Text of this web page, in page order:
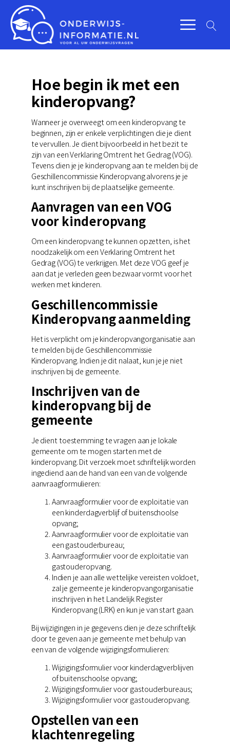
Hoe begin ik met een
kinderopvang?
Wanneer je overweegt om een kinderopvang te
beginnen, zijn er enkele verplichtingen die je dient
te vervullen. Je dient bijvoorbeeld in het bezit te
zijn van een Verklaring Omtrent het Gedrag (VOG).
Tevens dien je je kinderopvang aan te melden bij de
Geschillencommissie Kinderopvang alvorens je je
kunt inschrijven bij de plaatselijke gemeente.
Aanvragen van een VOG
voor kinderopvang
Om een kinderopvang te kunnen opzetten, is het
noodzakelijk om een Verklaring Omtrent het
Gedrag (VOG) te verkrijgen. Met deze VOG geef je
aan dat je verleden geen bezwaar vormt voor het
werken met kinderen.
Geschillencommissie
Kinderopvang aanmelding
Het is verplicht om je kinderopvangorganisatie aan
te melden bij de Geschillencommissie
Kinderopvang. Indien je dit nalaat, kun je je niet
inschrijven bij de gemeente.
Inschrijven van de
kinderopvang bij de
gemeente
Je dient toestemming te vragen aan je lokale
gemeente om te mogen starten met de
kinderopvang. Dit verzoek moet schriftelijk worden
ingediend aan de hand van een van de volgende
aanvraagformulieren:
Aanvraagformulier voor de exploitatie van
een kinderdagverblijf of buitenschoolse
opvang;
Aanvraagformulier voor de exploitatie van
een gastouderbureau;
Aanvraagformulier voor de exploitatie van
gastouderopvang.
Indien je aan alle wettelijke vereisten voldoet,
zal je gemeente je kinderopvangorganisatie
inschrijven in het Landelijk Register
Kinderopvang (LRK) en kun je van start gaan.
Bij wijzigingen in je gegevens dien je deze schriftelijk
door te geven aan je gemeente met behulp van
een van de volgende wijzigingsformulieren:
Wijzigingsformulier voor kinderdagverblijven
of buitenschoolse opvang;
Wijzigingsformulier voor gastouderbureaus;
Wijzigingsformulier voor gastouderopvang.
Opstellen van een
klachtenregeling